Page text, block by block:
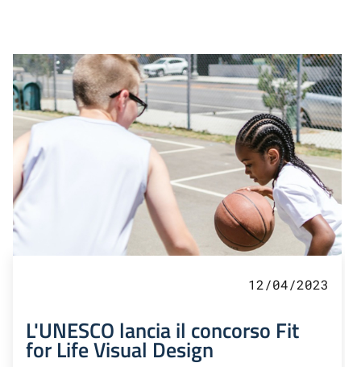
12/04/2023
L'UNESCO lancia il concorso Fit
for Life Visual Design